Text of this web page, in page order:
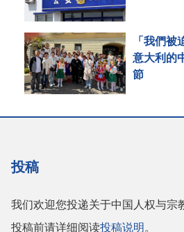
「我們
意大利的
節
投稿
我们欢迎您投递关于中国人权与宗
投稿前请详细阅读投稿说明。